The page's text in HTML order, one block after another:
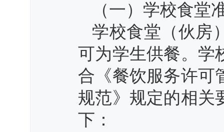
（一）学校食堂
学校食堂（伙房
可为学生供餐。学
合《餐饮服务许可
规范》规定的相关
下：